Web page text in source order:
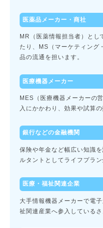
医薬品メーカー・商社
MR（医薬情報担当者）とし
たり、MS（マーケティング
品の流通を担います。
医療機器メーカー
MES（医療機器メーカーの
入にかかわり、効果や試算の
銀行などの金融機関
保険や年金など幅広い知識
ルタントとしてライフプラ
医療・福祉関連企業
大手情報機器メーカーで電
祉関連産業へ参入している